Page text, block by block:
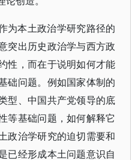
为本土政治学研究路径的
突出历史政治学与西方政
性，而在于说明如何才能
础问题。例如国家体制的
型、中国共产党领导的底
等基础问题，如何解释它
政治学研究的迫切需要和
已经形成本土问题意识自